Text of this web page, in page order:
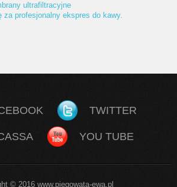
ultrafiltracyjne
za profesjonalny ekspres do kawy.
TWITTER
YOU TUBE
© 2016 www.piegowata-ewa.pl